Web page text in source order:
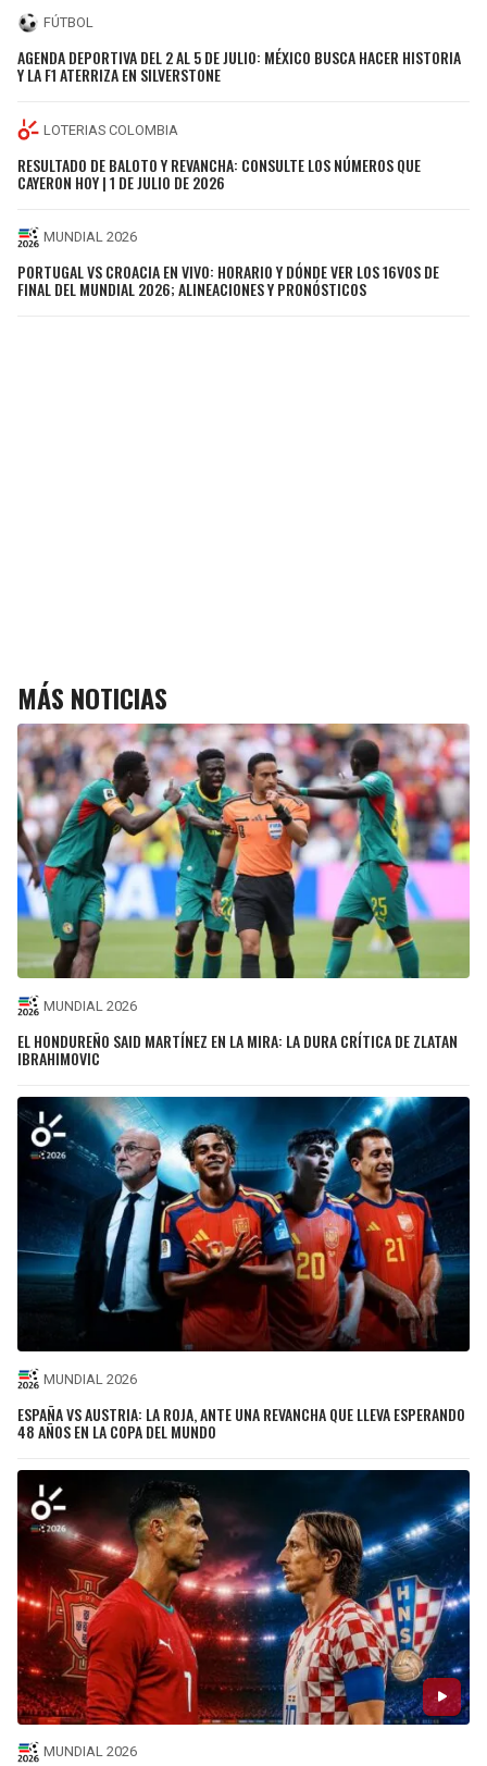
FÚTBOL
AGENDA DEPORTIVA DEL 2 AL 5 DE JULIO: MÉXICO BUSCA HACER HISTORIA
Y LA F1 ATERRIZA EN SILVERSTONE
LOTERIAS COLOMBIA
RESULTADO DE BALOTO Y REVANCHA: CONSULTE LOS NÚMEROS QUE
CAYERON HOY | 1 DE JULIO DE 2026
MUNDIAL 2026
PORTUGAL VS CROACIA EN VIVO: HORARIO Y DÓNDE VER LOS 16VOS DE
FINAL DEL MUNDIAL 2026; ALINEACIONES Y PRONÓSTICOS
MÁS NOTICIAS
MUNDIAL 2026
EL HONDUREÑO SAID MARTÍNEZ EN LA MIRA: LA DURA CRÍTICA DE ZLATAN
IBRAHIMOVIC
MUNDIAL 2026
ESPAÑA VS AUSTRIA: LA ROJA, ANTE UNA REVANCHA QUE LLEVA ESPERANDO
48 AÑOS EN LA COPA DEL MUNDO
MUNDIAL 2026